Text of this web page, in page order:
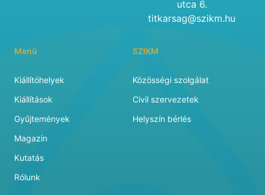
utca 6.
titkarsag@szikm.hu
Menü
Kiállítóhelyek
Kiállítások
Gyűjtemények
Magazin
Kutatás
Rólunk
SZIKM
Közösségi szolgálat
Civil szervezetek
Helyszín bérlés